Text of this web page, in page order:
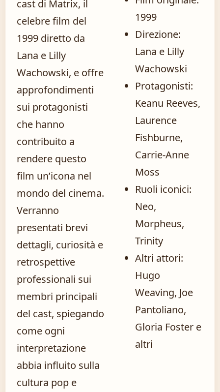
cast di Matrix, il
celebre film del
1999 diretto da
Lana e Lilly
Wachowski, e offre
approfondimenti
sui protagonisti
che hanno
contribuito a
rendere questo
film un’icona nel
mondo del cinema.
Verranno
presentati brevi
dettagli, curiosità e
retrospettive
professionali sui
membri principali
del cast, spiegando
come ogni
interpretazione
abbia influito sulla
cultura pop e
1999
Direzione:
Lana e Lilly
Wachowski
Protagonisti:
Keanu Reeves,
Laurence
Fishburne,
Carrie-Anne
Moss
Ruoli iconici:
Neo,
Morpheus,
Trinity
Altri attori:
Hugo
Weaving, Joe
Pantoliano,
Gloria Foster e
altri